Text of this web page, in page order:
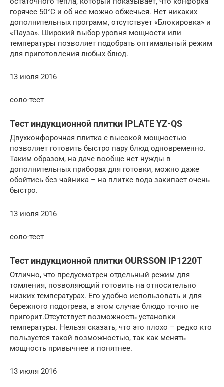
горячее 50°С и об нее можно обжечься. Нет никаких
дополнительных программ, отсутствует «Блокировка» и
«Пауза». Широкий выбор уровня мощности или
температуры позволяет подобрать оптимальный режим
для приготовления любых блюд.
13 июля 2016
соло-тест
Тест индукционной плитки IPLATE YZ-QS
Двухконфорочная плитка с высокой мощностью
позволяет готовить быстро пару блюд одновременно.
Таким образом, на даче вообще нет нужды в
дополнительных приборах для готовки, можно даже
обойтись без чайника – на плитке вода закипает очень
быстро.
13 июля 2016
соло-тест
Тест индукционной плитки OURSSON IP1220T
Отлично, что предусмотрен отдельный режим для
томления, позволяющий готовить на относительно
низких температурах. Его удобно использовать и для
бережного подогрева, в этом случае блюдо точно не
пригорит.Отсутствует возможность установки
температуры. Нельзя сказать, что это плохо – редко кто
пользуется такой возможностью, так как менять
мощность привычнее и понятнее.
13 июля 2016